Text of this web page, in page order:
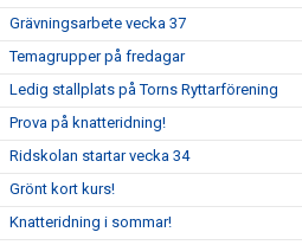
Grävningsarbete vecka 37
Temagrupper på fredagar
Ledig stallplats på Torns Ryttarförening
Prova på knatteridning!
Ridskolan startar vecka 34
Grönt kort kurs!
Knatteridning i sommar!